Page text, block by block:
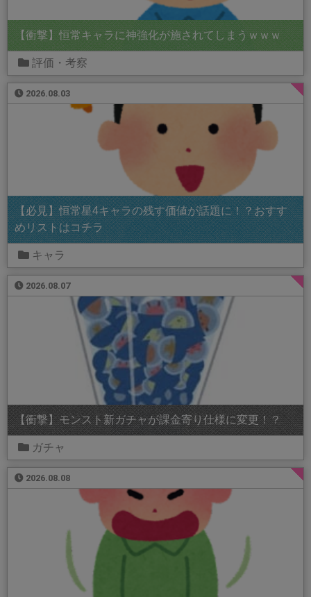
【衝撃】恒常キャラに神強化が施されてしまうｗｗｗ
評価・考察
2026.08.03
【必見】恒常星4キャラの残す価値が話題に！？おすす
めリストはコチラ
キャラ
2026.08.07
【衝撃】モンスト新ガチャが課金寄り仕様に変更！？
ガチャ
2026.08.08